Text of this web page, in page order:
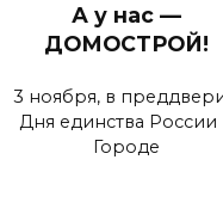
А у нас —
ДОМОСТРОЙ!
3 ноября, в
Дня единства России
Городе